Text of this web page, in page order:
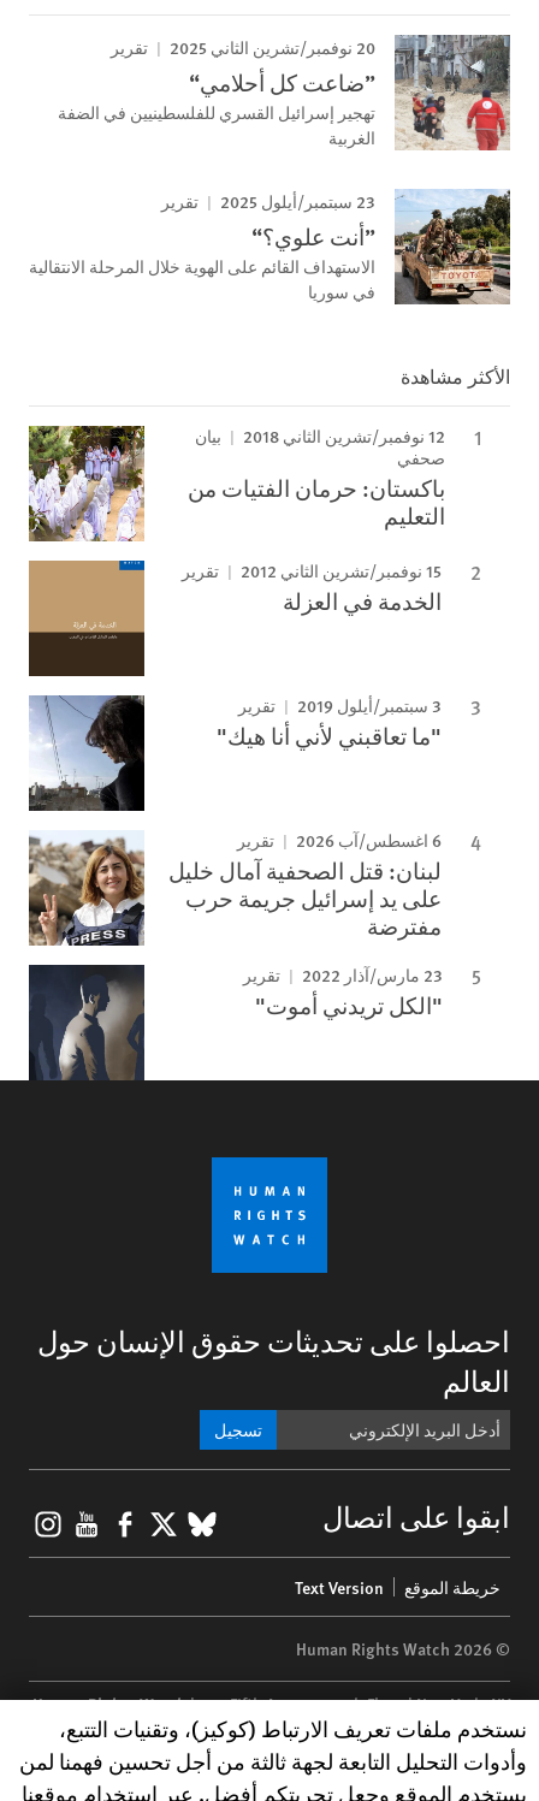
20 نوفمبر/تشرين الثاني 2025 تقرير
”ضاعت كل أحلامي“
تهجير إسرائيل القسري للفلسطينيين في الضفة
الغربية
23 سبتمبر/أيلول 2025 تقرير
”أنت علوي؟“
الاستهداف القائم على الهوية خلال المرحلة الانتقالية
في سوريا
الأكثر مشاهدة
12 نوفمبر/تشرين الثاني 2018
بيان
صحفي
باكستان: حرمان الفتيات من
التعليم
15 نوفمبر/تشرين الثاني 2012 تقرير
الخدمة في العزلة
3 سبتمبر/أيلول 2019 تقرير
"ما تعاقبني لأني أنا هيك"
6 اغسطس/آب 2026 تقرير
لبنان: قتل الصحفية آمال خليل
على يد إسرائيل جريمة حرب
مفترضة
23 مارس/آذار 2022 تقرير
"الكل تريدني أموت"
احصلوا على تحديثات حقوق الإنسان حول
العالم
تسجيل
ابقوا على اتصال BlueSky
X
menu
خريطة الموقع Text Version
© 2026 Human Rights Watch
Human Rights Watch| 350 Fifth Avenue, 34th Floor | New York,NY
10118-3299 USA|t 1.212.290.4700
Human Rights Watchis a 501(C)(3) nonprofit registered in the US
Human Rights Watch cookie preferences
نستخدم ملفات تعريف الارتباط (كوكيز)، وتقنيات التتبع،
وأدوات التحليل التابعة لجهة ثالثة من أجل تحسين فهمنا لمن
يستخدم الموقع وجعل تجربتكم أفضل. عبر استخدام موقعنا